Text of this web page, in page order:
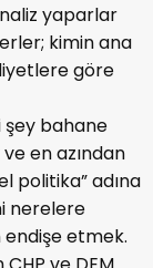
yaparlar
kimin ana
göre
şey bahane
en azından
politika” adına
nerelere
etmek.